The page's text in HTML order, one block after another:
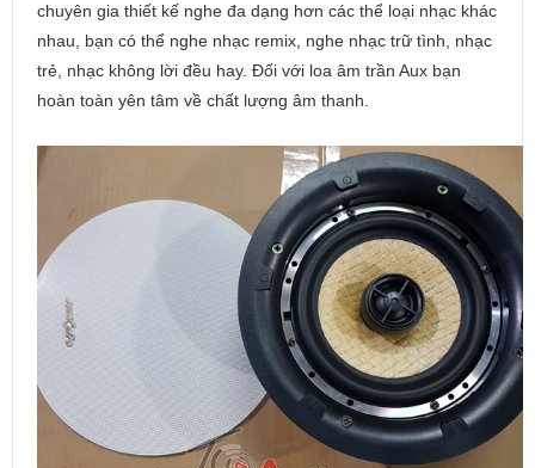
chuyên gia thiết kế nghe đa dạng hơn các thể loại nhạc khác
nhau, bạn có thể nghe nhạc remix, nghe nhạc trữ tình, nhạc
trẻ, nhạc không lời đều hay. Đối với loa âm trần Aux bạn
hoàn toàn yên tâm về chất lượng âm thanh.